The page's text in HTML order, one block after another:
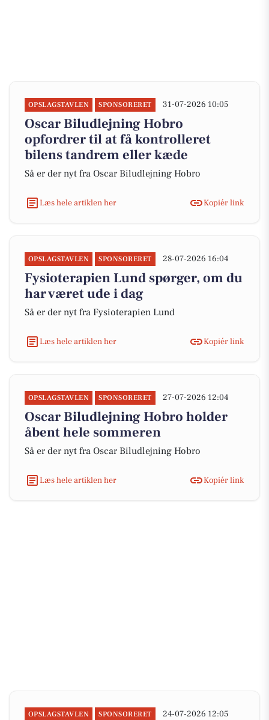
OPSLAGSTAVLEN SPONSORERET 31-07-2026 10:05
Oscar Biludlejning Hobro
opfordrer til at få kontrolleret
bilens tandrem eller kæde
Så er der nyt fra Oscar Biludlejning Hobro
Læs hele artiklen her Kopiér link
OPSLAGSTAVLEN SPONSORERET 28-07-2026 16:04
Fysioterapien Lund spørger, om du
har været ude i dag
Så er der nyt fra Fysioterapien Lund
Læs hele artiklen her Kopiér link
OPSLAGSTAVLEN SPONSORERET 27-07-2026 12:04
Oscar Biludlejning Hobro holder
åbent hele sommeren
Så er der nyt fra Oscar Biludlejning Hobro
Læs hele artiklen her Kopiér link
OPSLAGSTAVLEN SPONSORERET 24-07-2026 12:05